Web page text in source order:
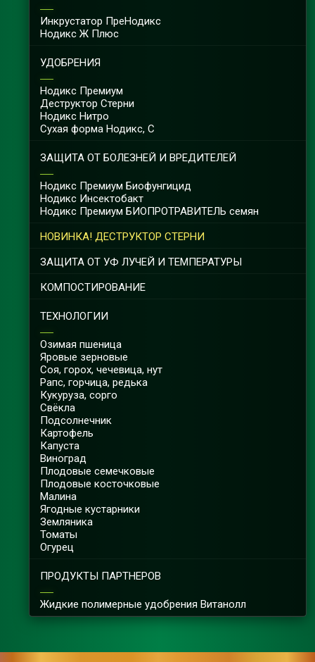
Инкрустатор ПреНодикс
Нодикс Ж Плюс
УДОБРЕНИЯ
Нодикс Премиум
Деструктор Cтерни
Нодикс Нитро
Сухая форма Нодикс, С
ЗАЩИТА ОТ БОЛЕЗНЕЙ И ВРЕДИТЕЛЕЙ
Нодикс Премиум Биофунгицид
Нодикс Инсектобакт
Нодикс Премиум БИОПРОТРАВИТЕЛЬ семян
НОВИНКА! ДЕСТРУКТОР СТЕРНИ
ЗАЩИТА ОТ УФ ЛУЧЕЙ И ТЕМПЕРАТУРЫ
КОМПОСТИРОВАНИЕ
ТЕХНОЛОГИИ
Озимая пшеница
Яровые зерновые
Соя, горох, чечевица, нут
Рапс, горчица, редька
Кукуруза, сорго
Свёкла
Подсолнечник
Картофель
Капуста
Виноград
Плодовые семечковые
Плодовые косточковые
Малина
Ягодные кустарники
Земляника
Томаты
Огурец
ПРОДУКТЫ ПАРТНЕРОВ
Жидкие полимерные удобрения Витанолл